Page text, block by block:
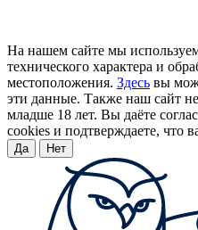
На нашем сайте мы
технического характера и
местоположения. Здесь вы
эти данные. Также наш сайт
младше 18 лет. Вы даёте
cookies и подтверждаете, что
Да Нет